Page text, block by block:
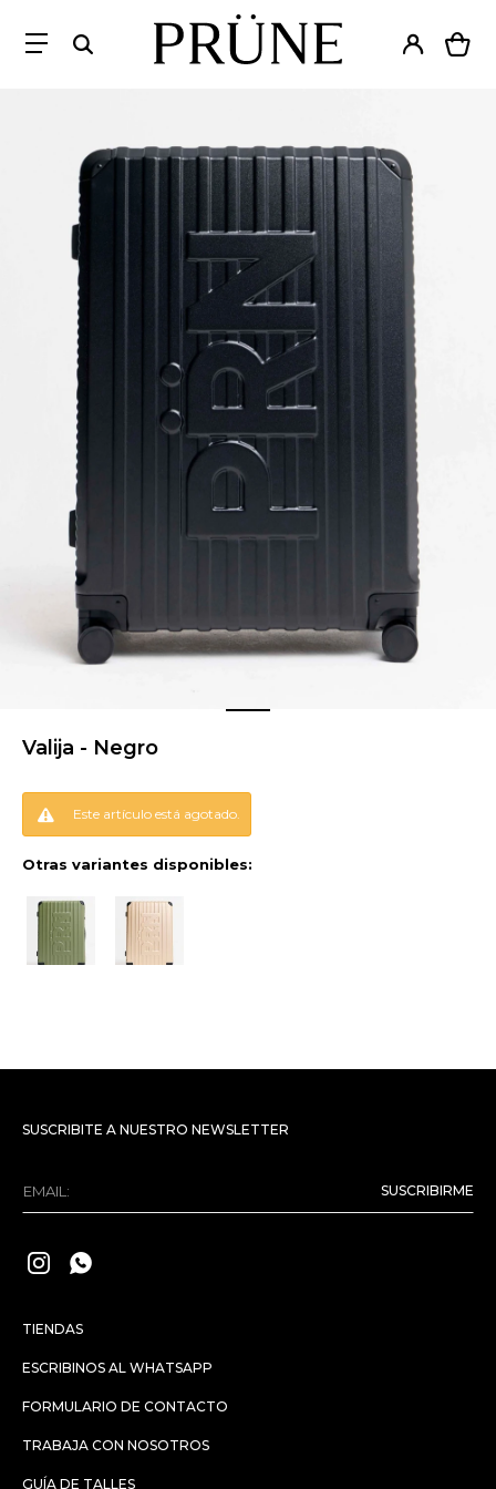
Valija - Negro
Este artículo está agotado.
Otras variantes disponibles:
TIENDAS
ESCRIBINOS AL WHATSAPP
FORMULARIO DE CONTACTO
TRABAJA CON NOSOTROS
GUÍA DE TALLES
SUSCRIBITE A NUESTRO NEWSLETTER
SUSCRIBIRME
 